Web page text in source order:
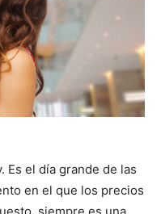
Es el día grande de las
en el que los precios
siempre es una